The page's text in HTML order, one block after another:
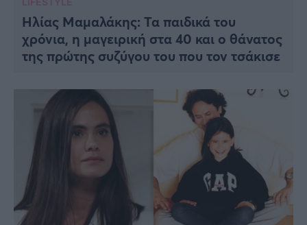
Ηλίας Μαμαλάκης: Τα παιδικά του
χρόνια, η μαγειρική στα 40 και ο θάνατος
της πρώτης συζύγου του που τον τσάκισε